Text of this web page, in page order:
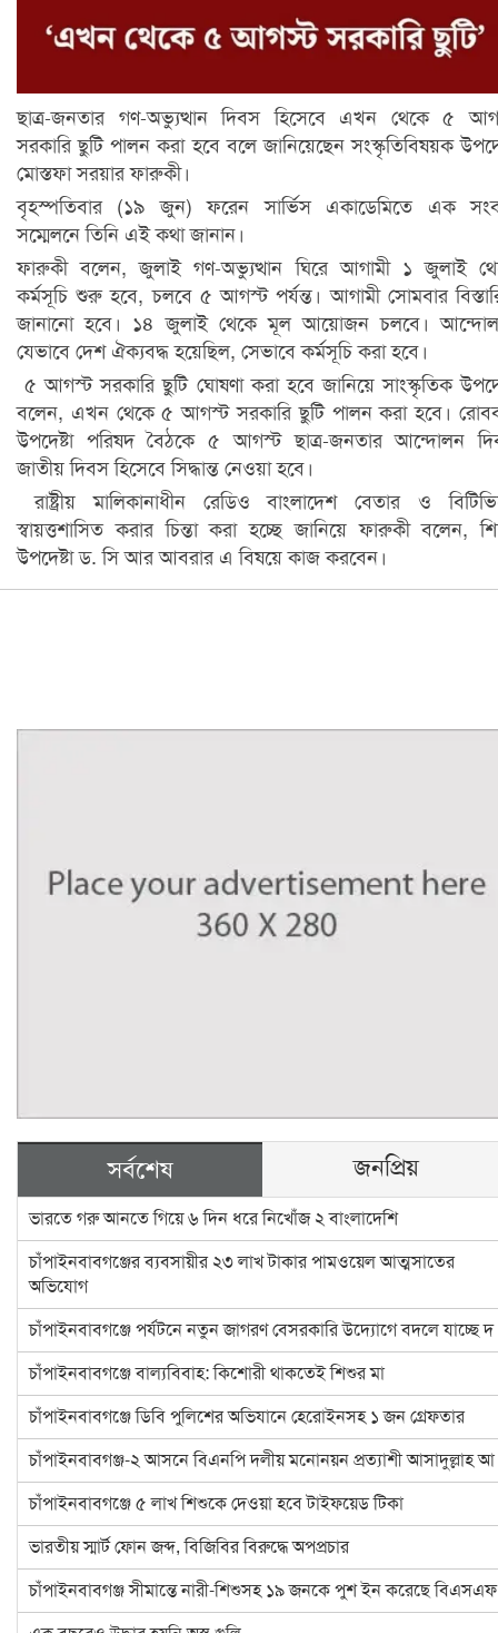
ছাত্র-জনতার গণ-অভ্যুত্থান দিবস হিসেবে এখন থেকে ৫
সরকারি ছুটি পালন করা হবে বলে জানিয়েছেন সংস্কৃতিবিষয়ক
মোস্তফা সরয়ার ফারুকী।
বৃহস্পতিবার (১৯ জুন) ফরেন সার্ভিস একাডেমিতে এক
সম্মেলনে তিনি এই কথা জানান।
ফারুকী বলেন, জুলাই গণ-অভ্যুত্থান ঘিরে আগামী ১ জুলাই
কর্মসূচি শুরু হবে, চলবে ৫ আগস্ট পর্যন্ত। আগামী সোমবার
জানানো হবে। ১৪ জুলাই থেকে মূল আয়োজন চলবে।
যেভাবে দেশ ঐক্যবদ্ধ হয়েছিল, সেভাবে কর্মসূচি করা হবে।
৫ আগস্ট সরকারি ছুটি ঘোষণা করা হবে জানিয়ে সাংস্কৃতিক
বলেন, এখন থেকে ৫ আগস্ট সরকারি ছুটি পালন করা হবে।
উপদেষ্টা পরিষদ বৈঠকে ৫ আগস্ট ছাত্র-জনতার আন্দোলন
জাতীয় দিবস হিসেবে সিদ্ধান্ত নেওয়া হবে।
রাষ্ট্রীয় মালিকানাধীন রেডিও বাংলাদেশ বেতার ও
স্বায়ত্তশাসিত করার চিন্তা করা হচ্ছে জানিয়ে ফারুকী বলেন,
উপদেষ্টা ড. সি আর আবরার এ বিষয়ে কাজ করবেন।
সর্বশেষ জনপ্রিয়
ভারতে গরু আনতে গিয়ে ৬ দিন ধরে নিখোঁজ ২ বাংলাদেশি
চাঁপাইনবাবগঞ্জের ব্যবসায়ীর ২৩ লাখ টাকার পামওয়েল আত্মসাতের
অভিযোগ
চাঁপাইনবাবগঞ্জে পর্যটনে নতুন জাগরণ বেসরকারি উদ্যোগে বদলে যাচ্ছে দ
চাঁপাইনবাবগঞ্জে বাল্যবিবাহ: কিশোরী থাকতেই শিশুর মা
চাঁপাইনবাবগঞ্জে ডিবি পুলিশের অভিযানে হেরোইনসহ ১ জন গ্রেফতার
চাঁপাইনবাবগঞ্জ-২ আসনে বিএনপি দলীয় মনোনয়ন প্রত্যাশী আসাদুল্লাহ আ
চাঁপাইনবাবগঞ্জে ৫ লাখ শিশুকে দেওয়া হবে টাইফয়েড টিকা
ভারতীয় স্মার্ট ফোন জব্দ, বিজিবির বিরুদ্ধে অপপ্রচার
চাঁপাইনবাবগঞ্জ সীমান্তে নারী-শিশুসহ ১৯ জনকে পুশ ইন করেছে বিএসএফ